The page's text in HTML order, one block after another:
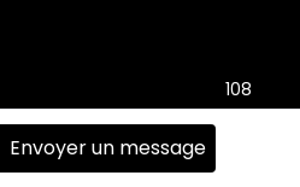
Envoyer un message
108